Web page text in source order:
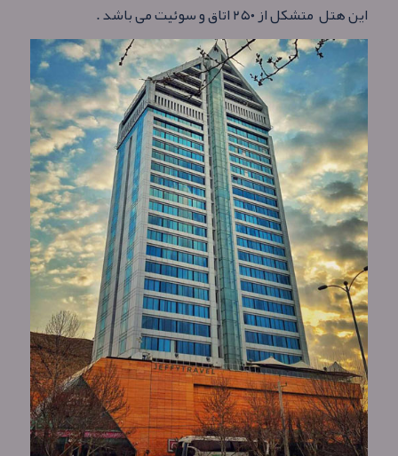
این هتل متشکل از ۲۵۰ اتاق و سوئیت می باشد .